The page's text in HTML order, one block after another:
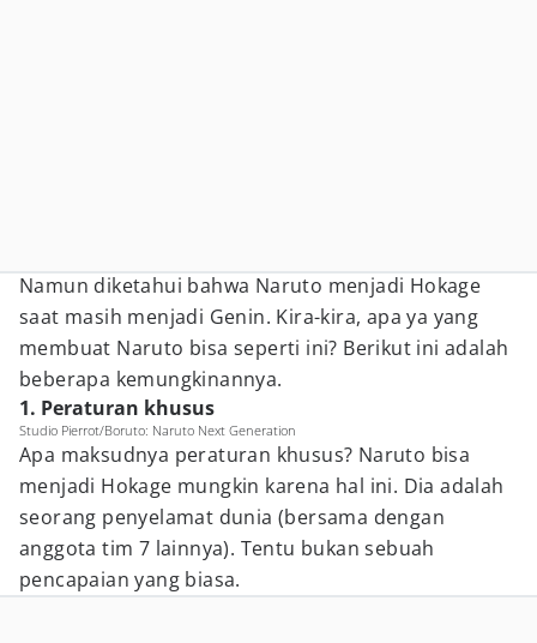
Namun diketahui bahwa Naruto menjadi Hokage
saat masih menjadi Genin. Kira-kira, apa ya yang
membuat Naruto bisa seperti ini? Berikut ini adalah
beberapa kemungkinannya.
1. Peraturan khusus
Studio Pierrot/Boruto: Naruto Next Generation
Apa maksudnya peraturan khusus? Naruto bisa
menjadi Hokage mungkin karena hal ini. Dia adalah
seorang penyelamat dunia (bersama dengan
anggota tim 7 lainnya). Tentu bukan sebuah
pencapaian yang biasa.